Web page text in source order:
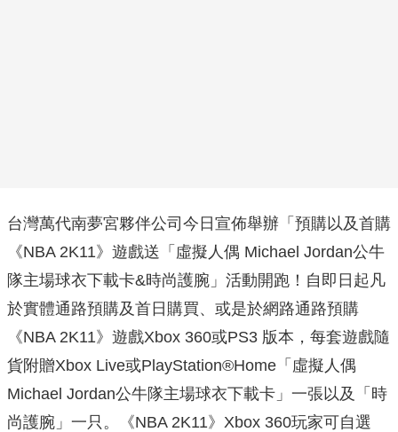
台灣萬代南夢宮夥伴公司今日宣佈舉辦「預購以及首購
《NBA 2K11》遊戲送「虛擬人偶 Michael Jordan公牛
隊主場球衣下載卡&時尚護腕」活動開跑！自即日起凡
於實體通路預購及首日購買、或是於網路通路預購
《NBA 2K11》遊戲Xbox 360或PS3 版本，每套遊戲隨
貨附贈Xbox Live或PlayStation®Home「虛擬人偶
Michael Jordan公牛隊主場球衣下載卡」一張以及「時
尚護腕」一只。《NBA 2K11》Xbox 360玩家可自選